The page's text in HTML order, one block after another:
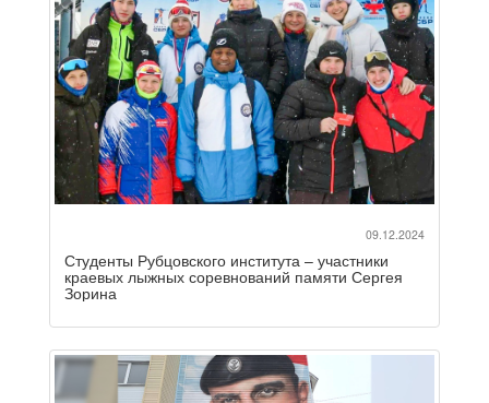
09.12.2024
Студенты Рубцовского института – участники
краевых лыжных соревнований памяти Сергея
Зорина